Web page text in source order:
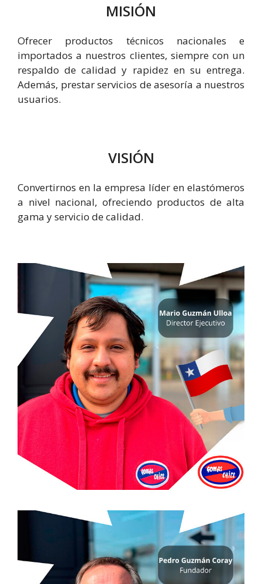
MISIÓN
Ofrecer productos técnicos nacionales e
importados a nuestros clientes, siempre con un
respaldo de calidad y rapidez en su entrega.
Además, prestar servicios de asesoría a nuestros
usuarios.
VISIÓN
Convertirnos en la empresa líder en elastómeros
a nivel nacional, ofreciendo productos de alta
gama y servicio de calidad.